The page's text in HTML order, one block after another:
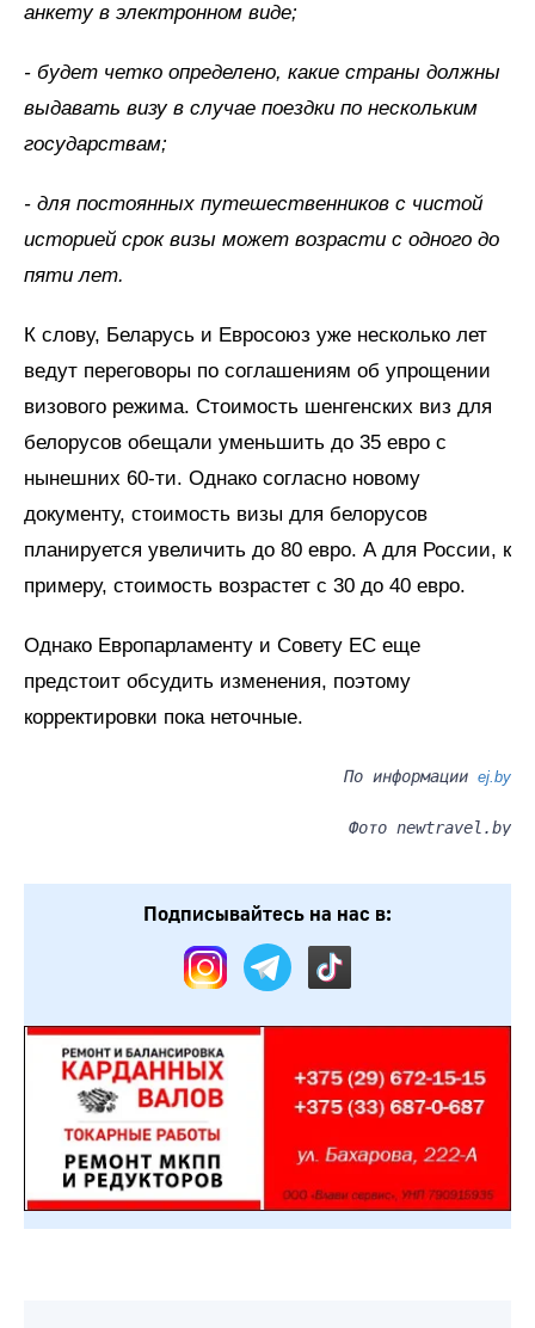
анкету в электронном виде;
- будет четко определено, какие страны должны
выдавать визу в случае поездки по нескольким
государствам;
- для постоянных путешественников с чистой
историей срок визы может возрасти с одного до
пяти лет.
К слову, Беларусь и Евросоюз уже несколько лет
ведут переговоры по соглашениям об упрощении
визового режима. Стоимость шенгенских виз для
белорусов обещали уменьшить до 35 евро с
нынешних 60-ти. Однако согласно новому
документу, стоимость визы для белорусов
планируется увеличить до 80 евро. А для России, к
примеру, стоимость возрастет с 30 до 40 евро.
Однако Европарламенту и Совету ЕС еще
предстоит обсудить изменения, поэтому
корректировки пока неточные.
По информации ej.by
Фото newtravel.by
Подписывайтесь на нас в: